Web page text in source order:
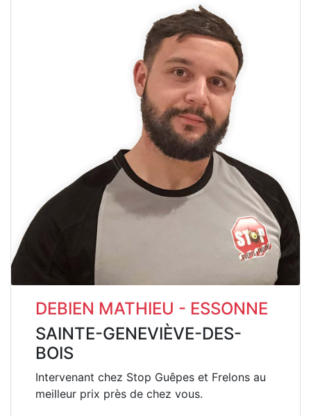
DEBIEN MATHIEU - ESSONNE
SAINTE-GENEVIÈVE-DES-
BOIS
Intervenant chez Stop Guêpes et Frelons au
meilleur prix près de chez vous.